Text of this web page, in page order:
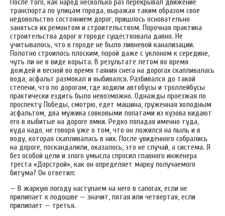
После того, как народ несколько раз перекрывал движение
транспорта по улицам города, выражая таким образом свое
недовольство состоянием дорог, пришлось основательно
заняться их ремонтом и строительством. Порочная практика
строительства дорог в городе существовала давно. Не
учитывалось, что в городе не было ливневой канализации.
Полотно строилось плоским, порой даже с уклоном к середине,
чуть ли не в виде корыта. В результате летом во время
дождей и весной во время таяния снега на дорогах скапливалась
вода, асфальт размокал и выбивался. Разбивался до такой
степени, что по дорогам, где ходили автобусы и троллейбусы
практически ездить было невозможно. Однажды проезжая по
проспекту Победы, смотрю, едет машина, груженная холодным
асфальтом, два мужика совковыми лопатами из кузова кидают
его в выбитые на дороге ямки. Редко попадая именно туда,
куда надо, не говоря уже о том, что он ложился на пыль и в
воду, которая скапливалась в них. После увиденного собрались
на дороге, поскандалили, оказалось, это не случай, а система. Я
без особой цели и злого умысла спросил главного инженера
треста «Дорстрой», как он определяет марку получаемого
битума? Он ответил:
— В жаркую погоду наступаем на него в сапогах, если не
прилипает к подошве — значит, пятая или четвертая, если
прилипает — третья.